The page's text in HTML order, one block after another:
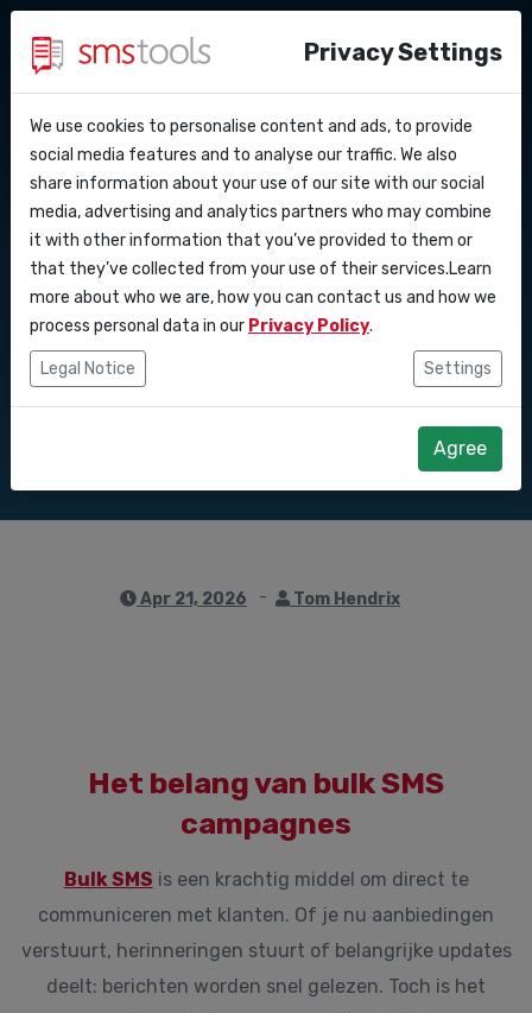
API Docs
Webhooks
Integraties
Zapier
Waarom smstools?
Blog
Service level agreement
Contact
Een offerte aanvragen
Veelgemaakte
fouten bij bulk SMS
campagnes
vermijden
Apr 21, 2026 Tom Hendrix
Het belang van bulk SMS
campagnes
Bulk SMS is een krachtig middel om direct te
communiceren met klanten. Of je nu aanbiedingen
verstuurt, herinneringen stuurt of belangrijke updates
deelt: berichten worden snel gelezen. Toch is het
Privacy Settings
We use cookies to personalise content and ads, to provide
social media features and to analyse our traffic. We also
share information about your use of our site with our social
media, advertising and analytics partners who may combine
it with other information that you’ve provided to them or
that they’ve collected from your use of their services.Learn
more about who we are, how you can contact us and how we
process personal data in our Privacy Policy.
Legal Notice Settings
Agree